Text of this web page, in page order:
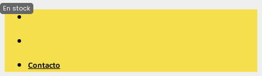
Saltar
contenido
Contacto